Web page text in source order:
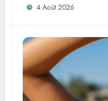
4 Août 2026